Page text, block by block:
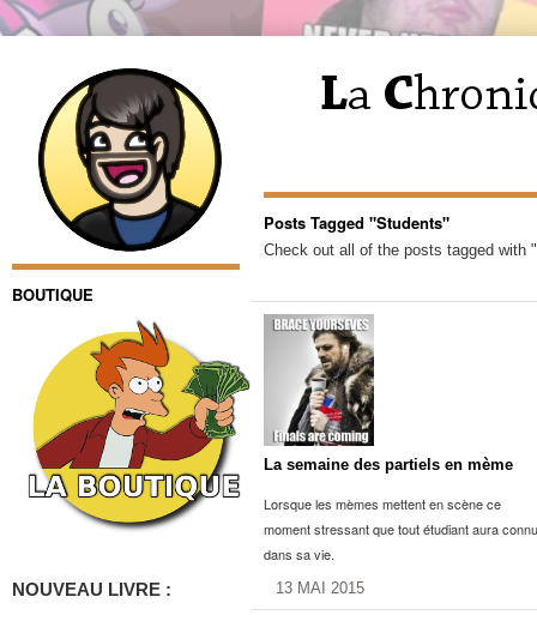
BOUTIQUE
NOUVEAU LIVRE :
Posts Tagged "Students"
Check out all of the posts tagged with
La semaine des partiels en mème
Lorsque les mèmes mettent en scène ce
moment stressant que tout étudiant aura connu
dans sa vie.
13 MAI 2015